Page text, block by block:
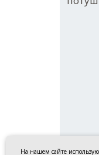
На нашем сайте